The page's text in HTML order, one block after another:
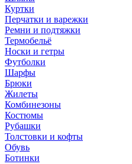
Куртки
Перчатки и варежки
Ремни и подтяжки
Термобельё
Носки и гетры
Футболки
Шарфы
Брюки
Жилеты
Комбинезоны
Костюмы
Рубашки
Толстовки и кофты
Обувь
Ботинки